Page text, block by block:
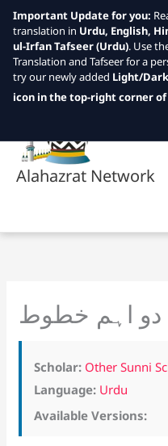
Skip
Alahazrat Network
دو اہم خطوط
Scholar: Other Sunni
Language: Urdu
Available Versions:
Important Update for you:
translation in Urdu, English,
ul-Irfan Tafseer (Urdu). Use
Translation and Tafseer for a
try our newly added Light/
icon in the top-right corner